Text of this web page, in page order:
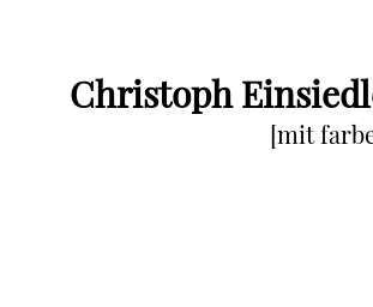
Christoph
[mit